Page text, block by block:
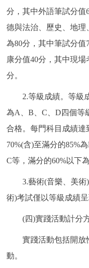
分，其中外語筆試分值
德與法治、歷史、地理
為80分，其中筆試分值
康分值40分，其中現
分。
2.等級成績。等級成
為A、B、C、D四個等
合格。每門科目成績達
70%(含)至滿分的85%
C等，滿分的60%以下為
3.藝術(音樂、美術)
術)考試僅以等級成績呈
(四)實踐活動計分
實踐活動包括開放
動。